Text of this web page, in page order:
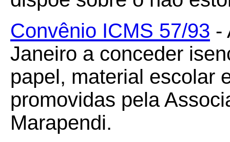
Convênio ICMS 57/93 -
Janeiro a conceder
papel, material escolar
promovidas pela
Marapendi.